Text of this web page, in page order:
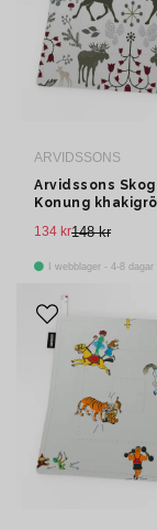
ARVIDSSONS
Arvidssons
Konung
148 kr
134 kr
I webblager - 4-8 dagar